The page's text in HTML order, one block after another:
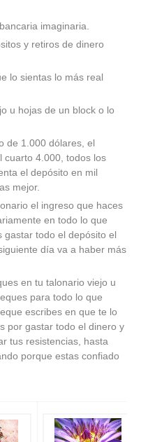
imaginaria.
y retiros de dinero
lo sientas lo más real
u hojas de un block o lo
de 1.000 dólares, el
cuarto 4.000, todos los
el depósito en mil
mejor.
el ingreso que haces
en todo lo que
todo el depósito el
día va a haber más
en tu talonario viejo u
para todo lo que
escribes en que te lo
por gastar todo el dinero y
tus resistencias, hasta
porque estas confiado